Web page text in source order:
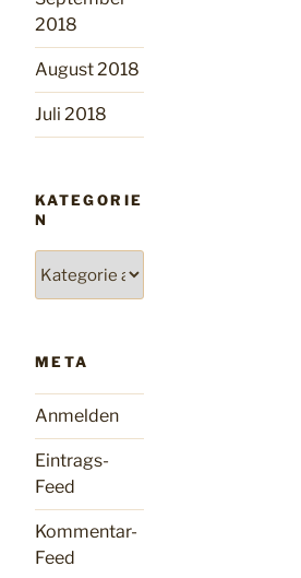
2018
August 2018
Juli 2018
KATEGORIE
N
META
Anmelden
Eintrags-
Feed
Kommentar-
Feed